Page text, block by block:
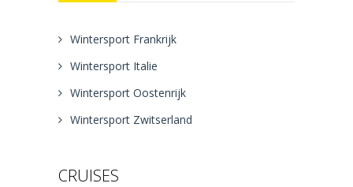
Wintersport Frankrijk
Wintersport Italie
Wintersport Oostenrijk
Wintersport Zwitserland
CRUISES